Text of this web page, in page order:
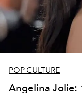
POP CULTURE
Angelina Jolie: